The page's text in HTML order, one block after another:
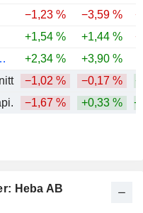
Heba AB
−1,23 % −3,59 %
+1,54 % +1,44 %
CO., LTD.
+2,34 % +3,90 %
−1,02 % −0,17 %
−1,67 % +0,33 %